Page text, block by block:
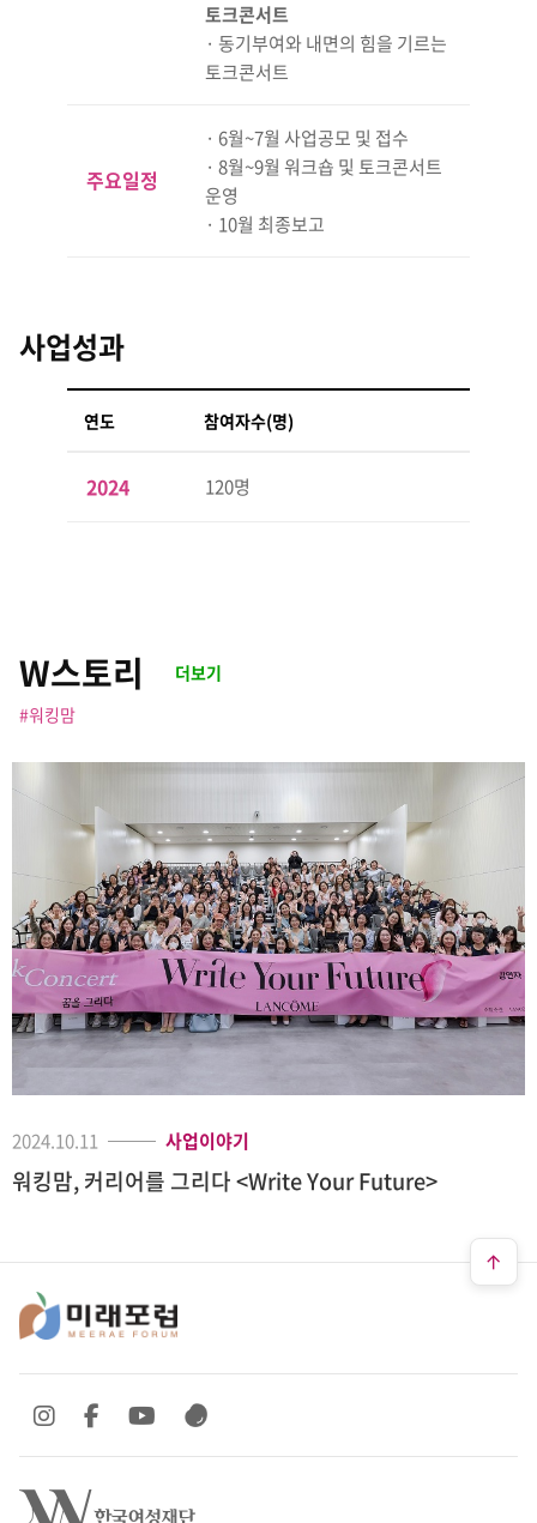
토크콘서트
· 동기부여와 내면의 힘을 기르는
토크콘서트
주요일정
· 6월~7월 사업공모 및 접수
· 8월~9월 워크숍 및 토크콘서트
운영
· 10월 최종보고
사업성과
연도 참여자수(명)
2024 120명
W스토리
#워킹맘
더보기
2024.10.11 사업이야기
워킹맘, 커리어를 그리다 <Write Your Future>
SNS 바로가기
SNS 바로가기SNS 바로가기
SNS 바로가기